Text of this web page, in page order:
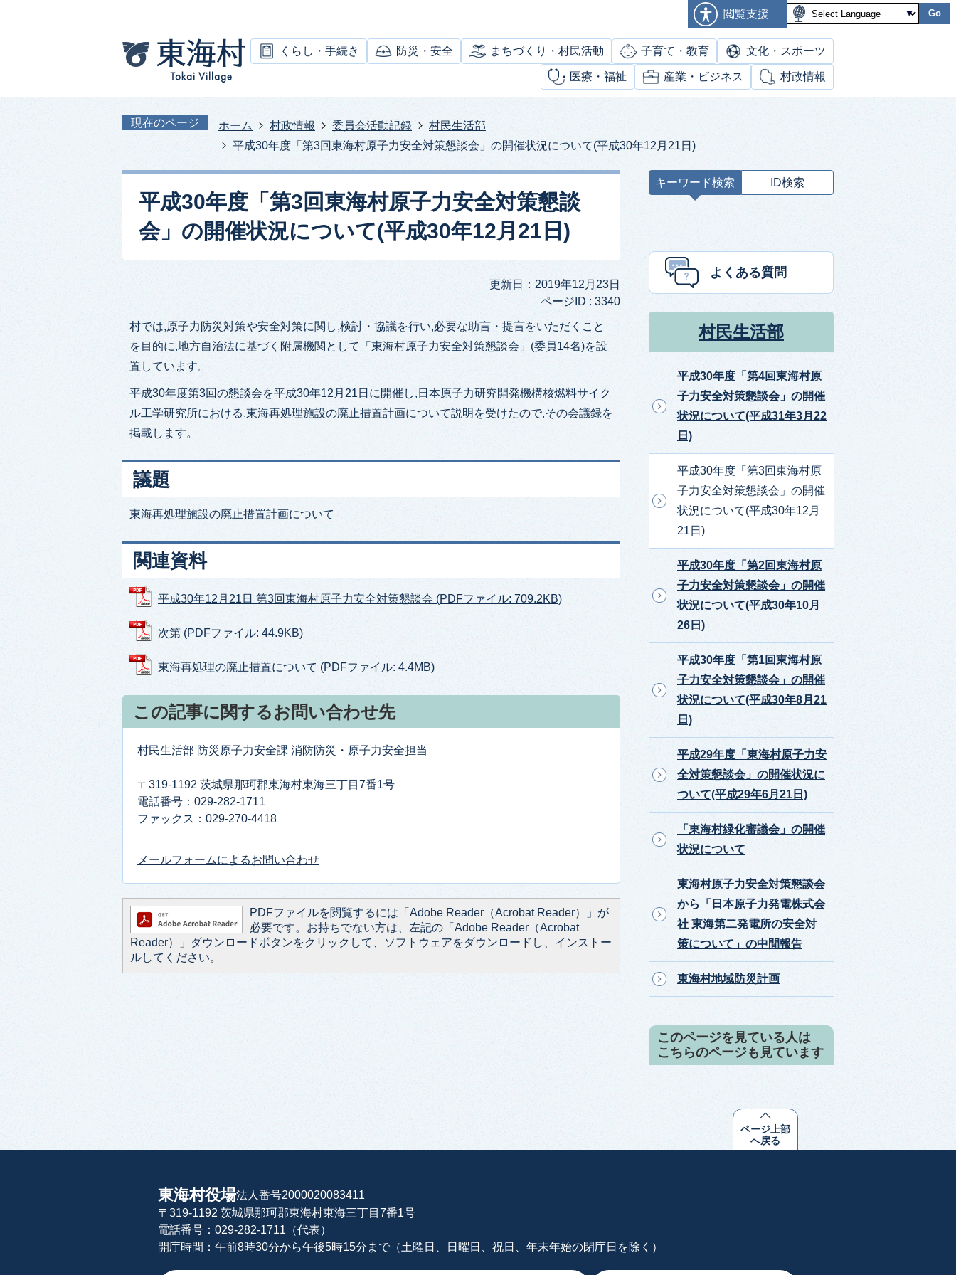
閲覧支援 Go
くらし・手続き 防災・安全 まちづくり・村民活動 子育て・教育 文化・スポーツ
医療・福祉 産業・ビジネス 村政情報
現在のページ ホーム 村政情報 委員会活動記録
村民生活部
平成30年度「第3回東海村原子力安全対策懇談会」の開催状況について(平成30年12月21日)
平成30年度「第3回東海村原子力安全対策懇談
会」の開催状況について(平成30年12月21日)
更新日：2019年12月23日
ページID : 3340
村では,原子力防災対策や安全対策に関し,検討・協議を行い,必要な助言・提言をいただくこと
を目的に,地方自治法に基づく附属機関として「東海村原子力安全対策懇談会」(委員14名)を設
置しています。
平成30年度第3回の懇談会を平成30年12月21日に開催し,日本原子力研究開発機構核燃料サイク
ル工学研究所における,東海再処理施設の廃止措置計画について説明を受けたので,その会議録を
掲載します。
議題
東海再処理施設の廃止措置計画について
関連資料
平成30年12月21日 第3回東海村原子力安全対策懇談会 (PDFファイル: 709.2KB)
次第 (PDFファイル: 44.9KB)
東海再処理の廃止措置について (PDFファイル: 4.4MB)
この記事に関するお問い合わせ先
村民生活部 防災原子力安全課 消防防災・原子力安全担当
〒319-1192 茨城県那珂郡東海村東海三丁目7番1号
電話番号：029-282-1711
ファックス：029-270-4418
メールフォームによるお問い合わせ
PDFファイルを閲覧するには「Adobe Reader（Acrobat Reader）」が
必要です。お持ちでない方は、左記の「Adobe Reader（Acrobat
Reader）」ダウンロードボタンをクリックして、ソフトウェアをダウンロードし、インストー
ルしてください。
キーワード検索 ID検索
ー
よくある質問
村民生活部
平成30年度「第4回東海村原
子力安全対策懇談会」の開催
状況について(平成31年3月22
日)
平成30年度「第3回東海村原
子力安全対策懇談会」の開催
状況について(平成30年12月
21日)
平成30年度「第2回東海村原
子力安全対策懇談会」の開催
状況について(平成30年10月
26日)
平成30年度「第1回東海村原
子力安全対策懇談会」の開催
状況について(平成30年8月21
日)
平成29年度「東海村原子力安
全対策懇談会」の開催状況に
ついて(平成29年6月21日)
「東海村緑化審議会」の開催
状況について
東海村原子力安全対策懇談会
から「日本原子力発電株式会
社 東海第二発電所の安全対
策について」の中間報告
東海村地域防災計画
このページを見ている人は
こちらのページも見ています
ページ上部
へ戻る
東海村役場法人番号2000020083411
〒319-1192 茨城県那珂郡東海村東海三丁目7番1号
電話番号：029-282-1711（代表）
開庁時間：午前8時30分から午後5時15分まで（土曜日、日曜日、祝日、年末年始の閉庁日を除く）